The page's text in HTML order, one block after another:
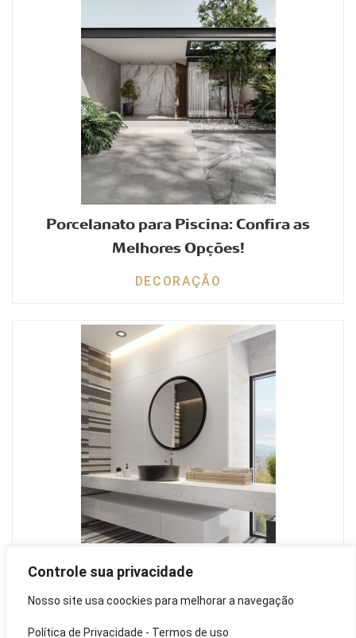
Controle sua privacidade
Nosso site usa coockies para melhorar a navegação
Política de Privacidade - Termos de uso
Porcelanato para Piscina: Confira as
Melhores Opções!
DECORAÇÃO
Bancada de Porcelanato - Banheiro: